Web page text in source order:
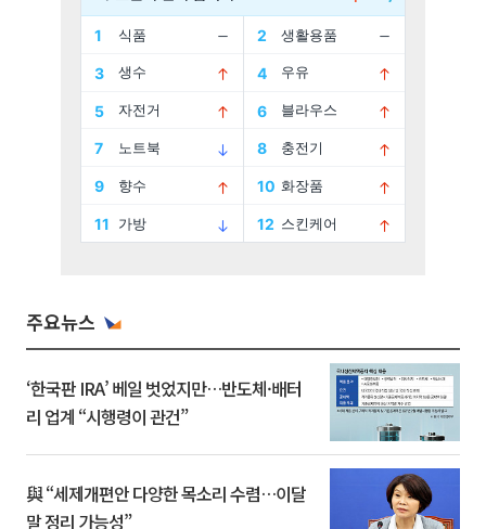
주요뉴스
‘한국판 IRA’ 베일 벗었지만…반도체·배터
리 업계 “시행령이 관건”
與 “세제개편안 다양한 목소리 수렴…이달
말 정리 가능성”